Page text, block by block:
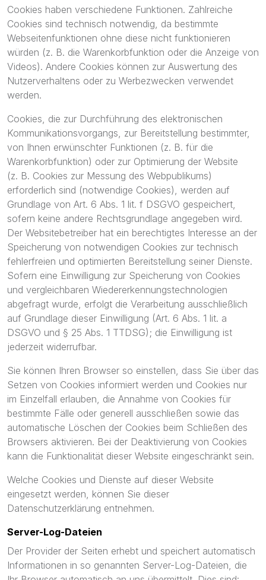
Cookies haben verschiedene Funktionen. Zahlreiche
Cookies sind technisch notwendig, da bestimmte
Webseitenfunktionen ohne diese nicht funktionieren
würden (z. B. die Warenkorbfunktion oder die Anzeige von
Videos). Andere Cookies können zur Auswertung des
Nutzerverhaltens oder zu Werbezwecken verwendet
werden.
Cookies, die zur Durchführung des elektronischen
Kommunikationsvorgangs, zur Bereitstellung bestimmter,
von Ihnen erwünschter Funktionen (z. B. für die
Warenkorbfunktion) oder zur Optimierung der Website
(z. B. Cookies zur Messung des Webpublikums)
erforderlich sind (notwendige Cookies), werden auf
Grundlage von Art. 6 Abs. 1 lit. f DSGVO gespeichert,
sofern keine andere Rechtsgrundlage angegeben wird.
Der Websitebetreiber hat ein berechtigtes Interesse an der
Speicherung von notwendigen Cookies zur technisch
fehlerfreien und optimierten Bereitstellung seiner Dienste.
Sofern eine Einwilligung zur Speicherung von Cookies
und vergleichbaren Wiedererkennungstechnologien
abgefragt wurde, erfolgt die Verarbeitung ausschließlich
auf Grundlage dieser Einwilligung (Art. 6 Abs. 1 lit. a
DSGVO und § 25 Abs. 1 TTDSG); die Einwilligung ist
jederzeit widerrufbar.
Sie können Ihren Browser so einstellen, dass Sie über das
Setzen von Cookies informiert werden und Cookies nur
im Einzelfall erlauben, die Annahme von Cookies für
bestimmte Fälle oder generell ausschließen sowie das
automatische Löschen der Cookies beim Schließen des
Browsers aktivieren. Bei der Deaktivierung von Cookies
kann die Funktionalität dieser Website eingeschränkt sein.
Welche Cookies und Dienste auf dieser Website
eingesetzt werden, können Sie dieser
Datenschutzerklärung entnehmen.
Server-Log-Dateien
Der Provider der Seiten erhebt und speichert automatisch
Informationen in so genannten Server-Log-Dateien, die